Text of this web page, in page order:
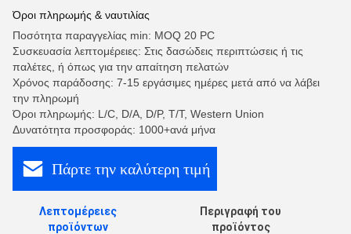
Όροι πληρωμής & ναυτιλίας
Ποσότητα παραγγελίας min: MOQ 20 PC
Συσκευασία λεπτομέρειες: Στις δασώδεις περιπτώσεις ή τις
παλέτες, ή όπως για την απαίτηση πελατών
Χρόνος παράδοσης: 7-15 εργάσιμες ημέρες μετά από να λάβει
την πληρωμή
Όροι πληρωμής: L/C, D/A, D/P, T/T, Western Union
Δυνατότητα προσφοράς: 1000+ανά μήνα
Πάρτε την καλύτερη τιμή
Λεπτομέρειες
προϊόντων
Περιγραφή του
προϊόντος